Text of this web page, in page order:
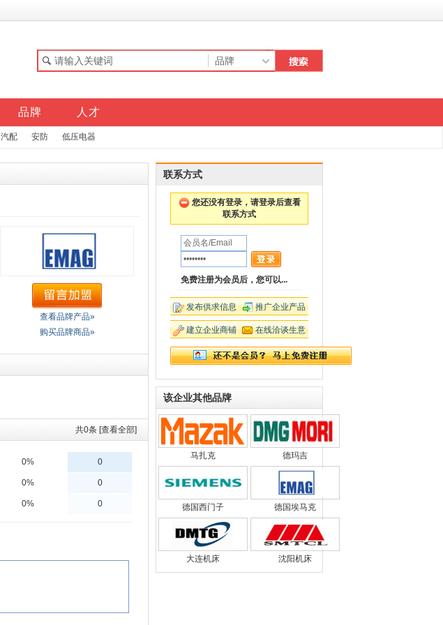
品牌 人才
汽配 安防 低压电器
查看品牌产品»
购买品牌商品»
共0条 [查看全部]
联系方式
您还没有登录，请登录后查看
联系方式
免费注册为会员后，您可以...
发布供求信息 推广企业产品
建立企业商铺 在线洽谈生意
该企业其他品牌
马扎克 德玛吉
德国西门子 德国埃马克
大连机床 沈阳机床